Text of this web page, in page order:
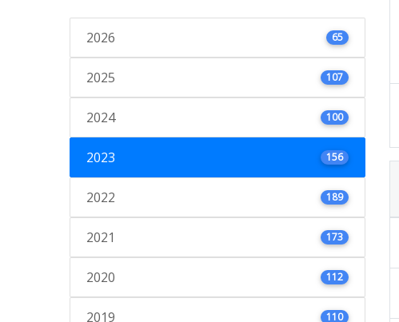
2026 65
2025 107
2024 100
2023 156
2022 189
2021 173
2020 112
2019 110